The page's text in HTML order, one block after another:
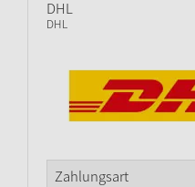
DHL
DHL
Zahlungsart